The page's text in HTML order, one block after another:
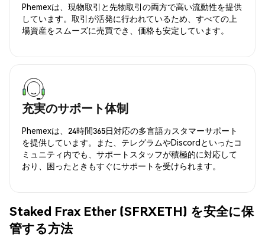
Phemexは、現物取引と先物取引の両方で高い流動性を提供
しています。取引が活発に行われているため、すべての上
場資産をスムーズに売買でき、価格も安定しています。
充実のサポート体制
Phemexは、24時間365日対応の多言語カスタマーサポート
を提供しています。また、テレグラムやDiscordといったコ
ミュニティ内でも、サポートスタッフが積極的に対応して
おり、困ったときもすぐにサポートを受けられます。
Staked Frax Ether (SFRXETH) を安全に保
管する方法